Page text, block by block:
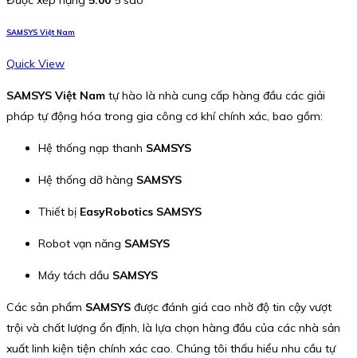
SAMSYS Việt Nam
Quick View
SAMSYS Việt Nam tự hào là nhà cung cấp hàng đầu các giải
pháp tự động hóa trong gia công cơ khí chính xác, bao gồm:
Hệ thống nạp thanh SAMSYS
Hệ thống dỡ hàng SAMSYS
Thiết bị EasyRobotics SAMSYS
Robot vạn năng SAMSYS
Máy tách dầu SAMSYS
Các sản phẩm SAMSYS được đánh giá cao nhờ độ tin cậy vượt
trội và chất lượng ổn định, là lựa chọn hàng đầu của các nhà sản
xuất linh kiện tiện chính xác cao. Chúng tôi thấu hiểu nhu cầu tự